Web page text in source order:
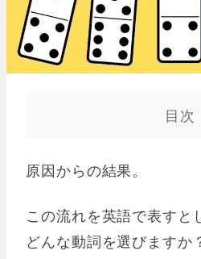
目次
原因からの結果。
この流れを英語で表すと
どんな動詞を選びますか